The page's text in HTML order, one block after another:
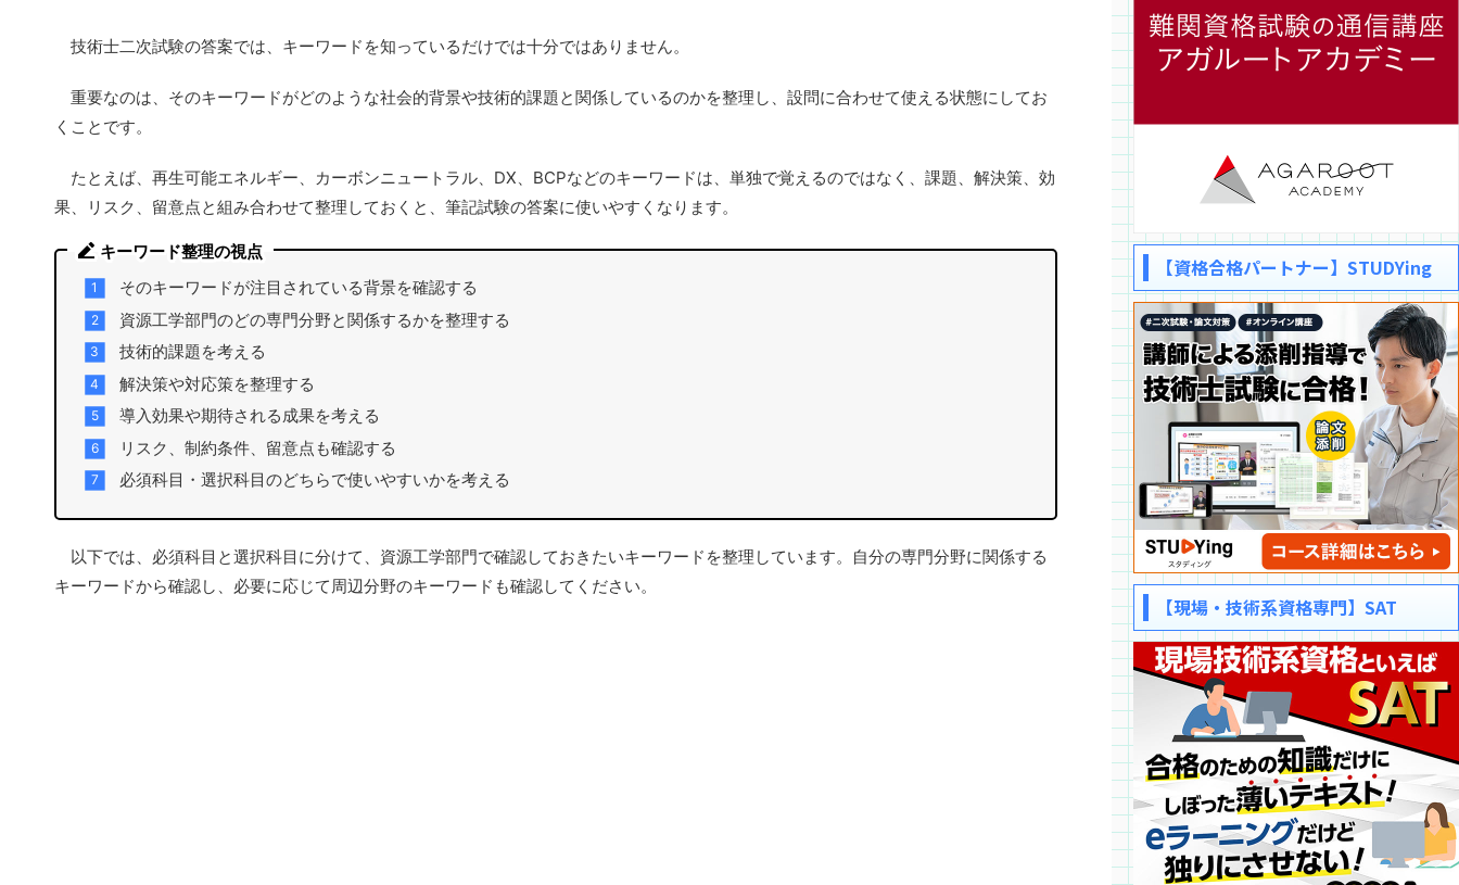
技術士二次試験の答案では、キーワードを知っているだけでは十分ではありません。
重要なのは、そのキーワードがどのような社会的背景や技術的課題と関係しているのかを整理し、設問に合わせて使える状態にしてお
くことです。
たとえば、再生可能エネルギー、カーボンニュートラル、DX、BCPなどのキーワードは、単独で覚えるのではなく、課題、解決策、効
果、リスク、留意点と組み合わせて整理しておくと、筆記試験の答案に使いやすくなります。
キーワード整理の視点
そのキーワードが注目されている背景を確認する
資源工学部門のどの専門分野と関係するかを整理する
技術的課題を考える
解決策や対応策を整理する
導入効果や期待される成果を考える
リスク、制約条件、留意点も確認する
必須科目・選択科目のどちらで使いやすいかを考える
以下では、必須科目と選択科目に分けて、資源工学部門で確認しておきたいキーワードを整理しています。自分の専門分野に関係する
キーワードから確認し、必要に応じて周辺分野のキーワードも確認してください。
【資格合格パートナー】STUDYing
【現場・技術系資格専門】SAT